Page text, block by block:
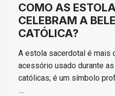
COMO AS
CELEBRAM A
CATÓLICA?
A estola sacerdotal é mais
acessório usado durante
católicas; é um símbolo
….